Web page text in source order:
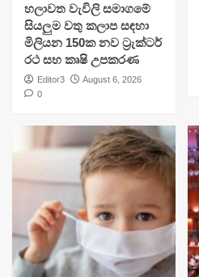
හලාවත වැවිලි සමාගමේ
සියලුම වතු කලාප සඳහා
මිලියන 150ක නව ට්‍රැක්ටර්
රථ සහ කෘෂි උපකරණ
Editor3
August 6, 2026
0